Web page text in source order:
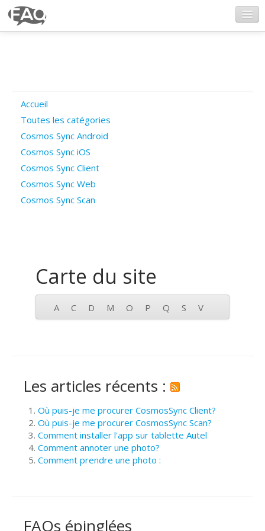
Poser une question
Questions ouvertes
Connexion
Accueil
Toutes les catégories
Cosmos Sync Android
Cosmos Sync iOS
Cosmos Sync Client
Cosmos Sync Web
Cosmos Sync Scan
Carte du site
A C D M O P Q S V
Les articles récents :
Où puis-je me procurer CosmosSync Client?
Où puis-je me procurer CosmosSync Scan?
Comment installer l'app sur tablette Autel
Comment annoter une photo?
Comment prendre une photo :
FAQs épinglées